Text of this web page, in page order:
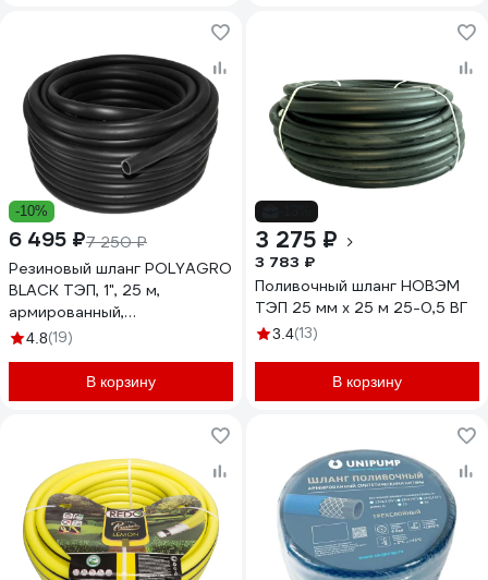
-10%
6 495 ₽7 250 ₽
Резиновый шланг POLYAGRO
BLACK ТЭП, 1", 25 м,
армированный,
морозостойкий 7558825
4.8(19)
В корзину
3 275 ₽
3 783 ₽
Поливочный шланг НОВЭМ
ТЭП 25 мм х 25 м 25-0,5 ВГ
3.4(13)
В корзину